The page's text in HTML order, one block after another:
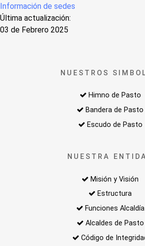
Información de sedes
Última actualización:
03 de Febrero 2025
NUESTROS
Himno de Pasto
Bandera de Pasto
Escudo de Pasto
NUESTRA
Misión y Visión
Estructura
Funciones Alcaldía
Alcaldes de Pasto
Código de